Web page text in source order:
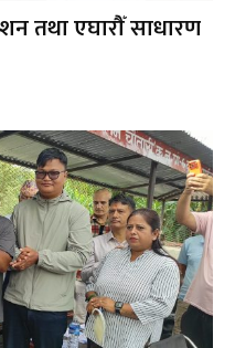
तथा एघारौँ साधारण